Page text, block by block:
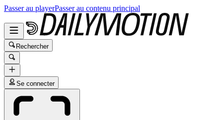
Passer au playerPasser au contenu principal
Rechercher
Se connecter